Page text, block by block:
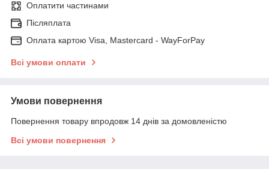
Оплатити частинами
Післяплата
Оплата картою Visa, Mastercard - WayForPay
Всі умови оплати
Умови повернення
Повернення товару впродовж 14 днів за домовленістю
Всі умови повернення